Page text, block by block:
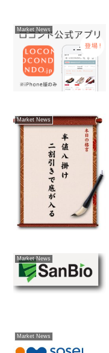
Market News
Market News
Market News
Market News